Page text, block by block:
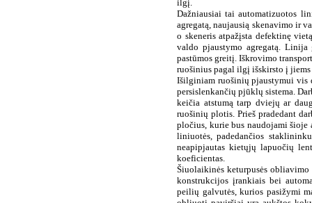
ilgį.
Dažniausiai tai automatizuotos
agregatą, naujausią skenavimo ir
o skeneris atpažįsta defektinę
valdo pjaustymo agregatą.
pastūmos greitį. Iškrovimo
ruošinius pagal ilgį išskirsto į
Išilginiam ruošinių pjaustymui vis
persislenkančių pjūklų sistema.
keičia atstumą tarp dviejų ar
ruošinių plotis. Prieš pradedant
pločius, kurie bus naudojami šioje
liniuotės, padedančios
neapipjautas kietųjų lapuočių
koeficientas.
Šiuolaikinės keturpusės obliavimo
konstrukcijos įrankiais bei
peilių galvutės, kurios pasižymi